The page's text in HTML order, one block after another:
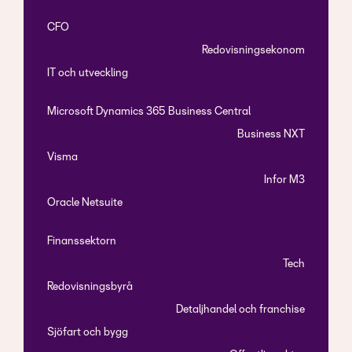
CFO
Redovisningsekonom
IT och utveckling
Microsoft Dynamics 365 Business Central
Business NXT
Visma
Infor M3
Oracle Netsuite
Finanssektorn
Tech
Redovisningsbyrå
Detaljhandel och franchise
Sjöfart och bygg